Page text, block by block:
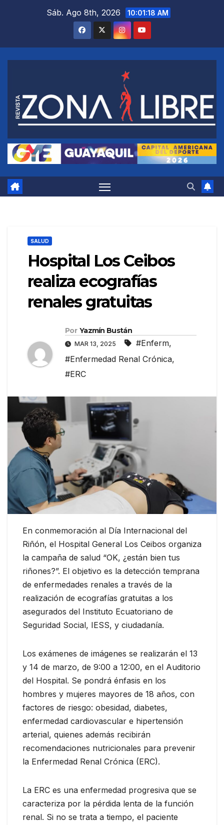
Sáb. Ago 8th, 2026 10:01:19 AM
SALUD
Hospital Los Ceibos
realiza ecografías
renales gratuitas
Por Yazmín Bustán
MAR 13, 2025 #Enferm,
#Enfermedad Renal Crónica,
#ERC
En conmemoración al Día Internacional del
Riñón, el Hospital General Los Ceibos organiza
la campaña de salud “OK, ¿están bien tus
riñones?”. El objetivo es la detección temprana
de enfermedades renales a través de la
realización de ecografías gratuitas a los
asegurados del Instituto Ecuatoriano de
Seguridad Social, IESS, y ciudadanía.
Los exámenes de imágenes se realizarán el 13
y 14 de marzo, de 9:00 a 12:00, en el Auditorio
del Hospital. Se pondrá énfasis en los
hombres y mujeres mayores de 18 años, con
factores de riesgo: obesidad, diabetes,
enfermedad cardiovascular e hipertensión
arterial, quienes además recibirán
recomendaciones nutricionales para prevenir
la Enfermedad Renal Crónica (ERC).
La ERC es una enfermedad progresiva que se
caracteriza por la pérdida lenta de la función
renal. Si no se trata a tiempo, el paciente